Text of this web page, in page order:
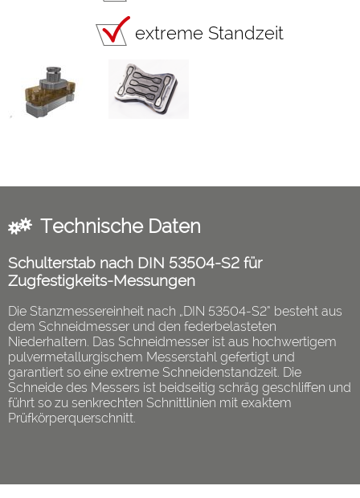
extreme Standzeit
Technische Daten
Schulterstab nach DIN 53504-S2 für
Zugfestigkeits-Messungen
Die Stanzmessereinheit nach „DIN 53504-S2“ besteht aus
dem Schneidmesser und den federbelasteten
Niederhaltern. Das Schneidmesser ist aus hochwertigem
pulvermetallurgischem Messerstahl gefertigt und
garantiert so eine extreme Schneidenstandzeit. Die
Schneide des Messers ist beidseitig schräg geschliffen und
führt so zu senkrechten Schnittlinien mit exaktem
Prüfkörperquerschnitt.